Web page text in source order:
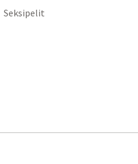
Seksipelit